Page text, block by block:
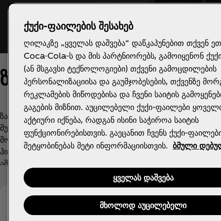
ზაქ ტაბუდლო
ზაქ ტაბუდლომ მუსიკალური კარიერა ადრეულ ასაკში
მუსიკალურ ჯგუფს შეუერთდა, მერე კი დუეტში
მომღერალმა, სიმღერების ავტორმა და პროდიუსერმა.
ჰიტების შესრულებით, როგორებიცაა „Binibini“, „Pano“
ამასთანავე, ის თანამშრომლობდა მსოფლიოს
არიან ჯონი ორლანდო, ჯეიმზ TW, ბილკინი, ტიარა
გახდა Spotify-ზე ყველაზე პოპულარული შემსრულებელი
BTS-ის შემდეგ. ზაქს მიაჩნია, რომ მიწაზე მყარად დგომა
შენარჩუნებას იმ დროს, როდესაც შეუჩერებლად
ქუქი-ფაილების შესახებ
ღილაკზე „ყველას დაშვება“ დაწკაპუნებით თქვენ
Coca-Cola-ს და მის პარტნიორებს, გამოიყენონ
(ან მსგავსი ტექნოლოგიები) თქვენი გამოცდილების
პერსონალიზაციისა და გაუმჯობესების, თქვენზე
რეკლამების მიწოდებისა და ჩვენი საიტის
გაგების მიზნით. აუცილებელი ქუქი-ფაილები
აქტიური იქნება, რადგან ისინი საჭიროა საიტის
ფუნქციონირებისთვის. გაეცანით ჩვენს ქუქი-
შეტყობინებას მეტი ინფორმაციისთვის. ბმული
ყველას დაშვება
მხოლოდ აუცილებელი